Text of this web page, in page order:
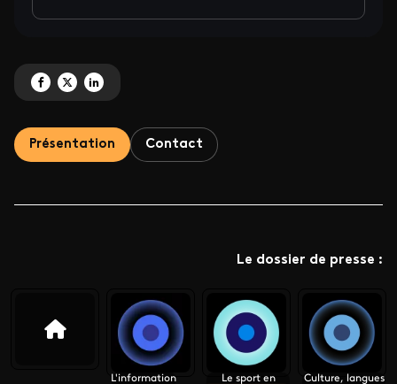
Partagez 'Nos engagements' sur Facebook
Partagez 'Nos engagements' sur X
Partagez 'Nos engagements' sur LinkedIn
Présentation Contact
Le dossier de presse :
L'information
Le sport en
Culture, langues